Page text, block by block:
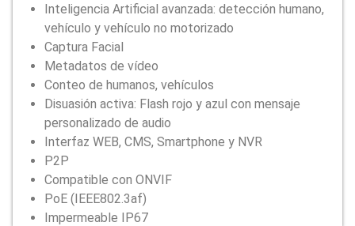
Inteligencia Artificial avanzada: detección humano,
vehículo y vehículo no motorizado
Captura Facial
Metadatos de vídeo
Conteo de humanos, vehículos
Disuasión activa: Flash rojo y azul con mensaje
personalizado de audio
Interfaz WEB, CMS, Smartphone y NVR
P2P
Compatible con ONVIF
PoE (IEEE802.3af)
Impermeable IP67